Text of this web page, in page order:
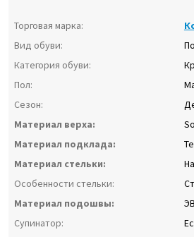
Торговая марка:
Вид обуви:
Категория обуви:
Пол:
Сезон:
Материал верха:
Материал подклада:
Материал стельки:
Особенности стельки:
Материал подошвы:
Супинатор: